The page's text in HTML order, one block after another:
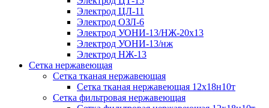
Электрод ЦЛ-11
Электрод ОЗЛ-6
Электрод УОНИ-13/НЖ-20х13
Электрод УОНИ-13/нж
Электрод НЖ-13
Сетка нержавеющая
Сетка тканая нержавеющая
Сетка тканая нержавеющая 12х18н10т
Сетка фильтровая нержавеющая